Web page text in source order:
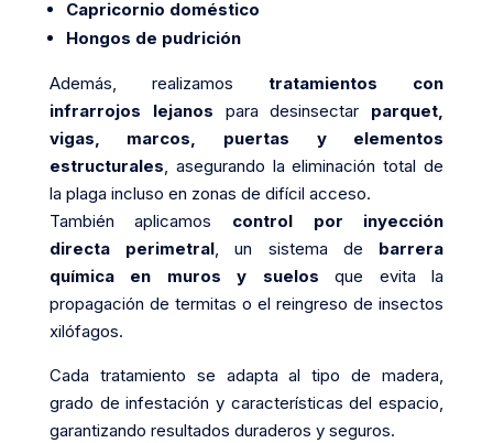
Capricornio doméstico
Hongos de pudrición
Además, realizamostratamientos con
infrarrojos lejanos para desinsectar parquet,
vigas, marcos, puertas y elementos
estructurales, asegurando la eliminación total de
la plaga incluso en zonas de difícil acceso.
También aplicamos control por inyección
directa perimetral, un sistema de barrera
química en muros y suelos que evita la
propagación de termitas o el reingreso de insectos
xilófagos.
Cada tratamiento se adapta al tipo de madera,
grado de infestación y características del espacio,
garantizando resultados duraderos y seguros.